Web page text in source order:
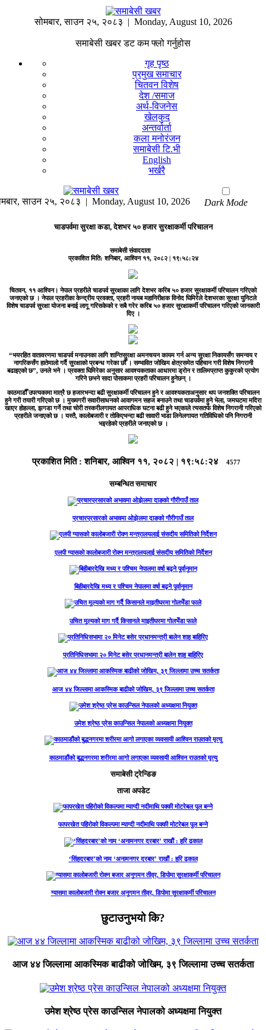
सोमबार,साउन २५, २०८३ | Monday, August 10, 2026
समाबेसी खबर डट कम फ्लो गर्नुहोस
गृह पृष्ठ
प्रमुख समाचार
चितवन विशेष
देश /समाज
अर्थ-विजनेस
खेलकुद
अन्तर्वार्ता
कला मनोरंजन
समाबेसी टि.भी
English
भर्खरै
,साउन २५, २०८३ | Monday, August 10, 2026 Dark Mode
चाडपर्वमा सुरक्षा कडा, देशभर ५० हजार सुरक्षाकर्मी परिचालन
समाबेसी संवाददाता
प्रकाशित मिति:शनिबार, आश्विन ११, २०८२| १९:५८:२४
चितवन, ११ आश्विन। नेपाल प्रहरीले चाडपर्व सुरक्षाका लागि देशभर करिब ५० हजार सुरक्षाकर्मी परिचालन गरिएको
जनाएको छ । नेपाल प्रहरीका केन्द्रीय प्रवक्ता, प्रहरी नायब महानिरीक्षक विनोद घिमिरेले देशभरका सुरक्षा युनिटले
विशेष चाडपर्व सुरक्षा योजना बनाई लागू गरिसकेको र सबै गरेर करिब ५० हजार सुरक्षाकर्मी परिचालन गरिएको जानकारी
दिए ।
“भयरहित वातावरणमा चाडपर्व मनाउनका लागि शान्तिसुरक्षा अमनचयन कायम गर्न अन्य सुरक्षा निकायसँग समन्वय र
नागरिकसँग हातेमालो गर्दै सुरक्षाको प्रबन्ध गरेका छौँ । सम्भावित जोखिम क्षेत्रसमेत पहिचान गरी विशेष निगरानी
बढाइएको छ”, उनले भने । प्रवक्ता घिमिरेका अनुसार आवश्यकताका आधारमा ड्रोन र तालिमप्राप्त कुकुरको प्रयोग
गरिने छभने सादा पोसाकमा प्रहरी परिचालन हुनेछन् ।
काठमाडौँ उपत्यकामा मात्रै छ हजारभन्दा बढी सुरक्षाकर्मी परिचालन हुने र आवश्यकताअनुसार थप जनशक्ति परिचालन
हुने गरी तयारी गरिएको छ । मुख्यगरी सवारीसाधनको आवागमन सहज बनाउने तथा चाडपर्वमा हुने भेला, जमघटमा मदिरा
खाएर होहल्ला, झगडा गर्ने तथा चोरी तस्करीलगायत आपराधिक घटना बढी हुने भएकाले त्यसतर्फ विशेष निगरानी गरिएको
प्रहरीले जनाएको छ । यस्तै, कालोबजारी र तोकिएभन्दा बढी सावारी भाडा लिनेलगायत गतिविधिको पनि निगरानी
भइरहेको प्रहरीले जनाएको छ ।
प्रकाशित मिति :शनिबार, आश्विन ११, २०८२ | १९:५८:२४ 4577
सम्बन्धित समाचार
प्रचारप्रसारको अभावमा ओझेलमा दाङको गौरीगाउँ ताल
एलपी ग्यासको कालोबजारी रोक्न मन्त्रालयलाई संसदीय समितिको निर्देशन
बिहीबारदेखि मध्य र पश्चिम नेपालमा वर्षा बढ्ने पूर्वानुमान
उचित मूल्यको माग गर्दै किसानले माइतीघरमा गोलभेँडा फाले
प्रतिनिधिसभामा २० मिनेट बसेर प्रधानमन्त्री बालेन शाह बाहिरिए
आज ४४ जिल्लामा आकस्मिक बाढीको जोखिम, ३९ जिल्लामा उच्च सतर्कता
उमेश श्रेष्ठ प्रेस काउन्सिल नेपालको अध्यक्षमा नियुक्त
काठमाडौंको बुद्धनगरमा शरीरमा आगो लगाएका व्यवसायी आश्विन राउतको मृत्यु
समाबेसी ट्रेन्डिङ
ताजा अपडेट
फापरखेत पहिरोको विकल्पमा म्याग्दी नदीमाथि पक्की मोटरेबल पुल बन्ने
‘सिंहदरबार’को नाम ‘अनामनगर दरबार’ राखाैं : हरि ढकाल
ग्यासमा कालोबजारी रोक्न बजार अनुगमन तीव्र, डिपोमा सुरक्षाकर्मी परिचालन
छुटाउनुभयो कि?
आज ४४ जिल्लामा आकस्मिक बाढीको जोखिम, ३९ जिल्लामा उच्च सतर्कता
उमेश श्रेष्ठ प्रेस काउन्सिल नेपालको अध्यक्षमा नियुक्त